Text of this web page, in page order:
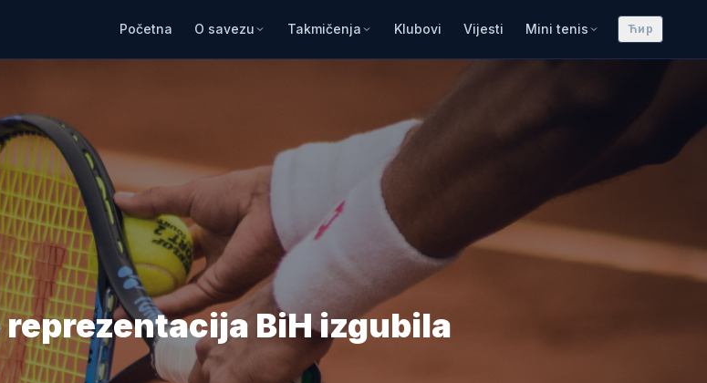
Početna O savezu Takmičenja Klubovi Vijesti Mini tenis Ћир
reprezentacija BiH izgubila